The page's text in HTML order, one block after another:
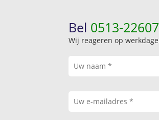
Bel 0513-
Wij reageren op